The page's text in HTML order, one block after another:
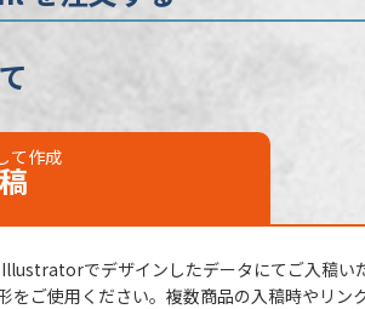
て作成
でデザインしたデータにてご入稿い
をご使用ください。複数商品の入稿時やリ